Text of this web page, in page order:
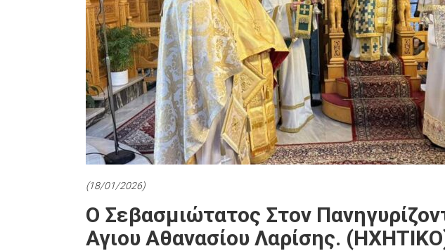
(18/01/2026)
Ο Σεβασμιώτατος Στον
Αγιου Αθανασίου Λαρίσης.